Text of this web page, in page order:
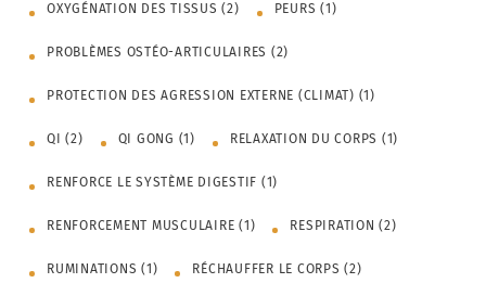
OXYGÉNATION DES TISSUS (2) PEURS (1)
PROBLÈMES OSTÉO-ARTICULAIRES (2)
PROTECTION DES AGRESSION EXTERNE (CLIMAT) (1)
QI (2) QI GONG (1) RELAXATION DU CORPS (1)
RENFORCE LE SYSTÈME DIGESTIF (1)
RENFORCEMENT MUSCULAIRE (1) RESPIRATION (2)
RUMINATIONS (1) RÉCHAUFFER LE CORPS (2)